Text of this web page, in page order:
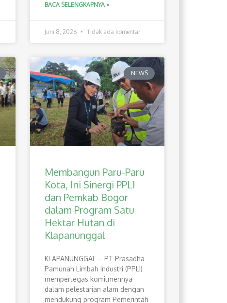
BACA SELENGKAPNYA »
Juni 8, 2026 Tidak ada komentar
NEWS
Membangun Paru-Paru
Kota, Ini Sinergi PPLI
dan Pemkab Bogor
dalam Program Satu
Hektar Hutan di
Klapanunggal
​KLAPANUNGGAL – PT Prasadha
Pamunah Limbah Industri (PPLI)
mempertegas komitmennya
dalam pelestarian alam dengan
mendukung program Pemerintah